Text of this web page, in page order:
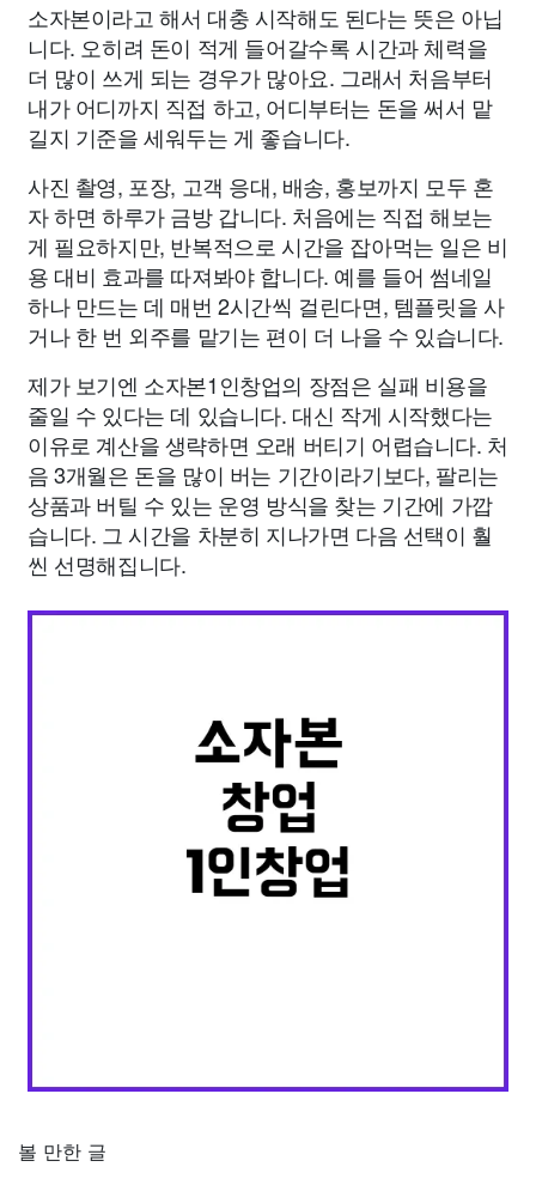
소자본이라고 해서 대충 시작해도 된다는 뜻은 아닙
니다. 오히려 돈이 적게 들어갈수록 시간과 체력을
더 많이 쓰게 되는 경우가 많아요. 그래서 처음부터
내가 어디까지 직접 하고, 어디부터는 돈을 써서 맡
길지 기준을 세워두는 게 좋습니다.
사진 촬영, 포장, 고객 응대, 배송, 홍보까지 모두 혼
자 하면 하루가 금방 갑니다. 처음에는 직접 해보는
게 필요하지만, 반복적으로 시간을 잡아먹는 일은 비
용 대비 효과를 따져봐야 합니다. 예를 들어 썸네일
하나 만드는 데 매번 2시간씩 걸린다면, 템플릿을 사
거나 한 번 외주를 맡기는 편이 더 나을 수 있습니다.
제가 보기엔 소자본1인창업의 장점은 실패 비용을
줄일 수 있다는 데 있습니다. 대신 작게 시작했다는
이유로 계산을 생략하면 오래 버티기 어렵습니다. 처
음 3개월은 돈을 많이 버는 기간이라기보다, 팔리는
상품과 버틸 수 있는 운영 방식을 찾는 기간에 가깝
습니다. 그 시간을 차분히 지나가면 다음 선택이 훨
씬 선명해집니다.
볼 만한 글